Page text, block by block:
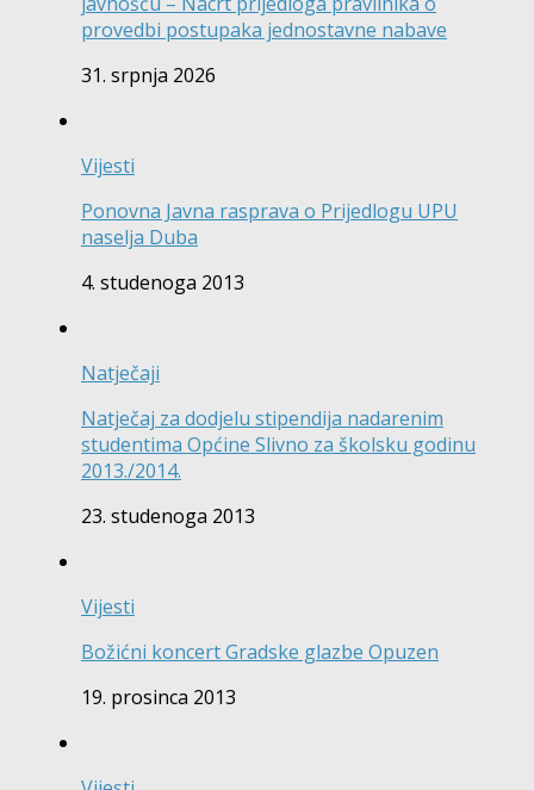
provedbi postupaka jednostavne nabave
31. srpnja 2026
Vijesti
Ponovna Javna rasprava o Prijedlogu UPU
naselja Duba
4. studenoga 2013
Natječaji
Natječaj za dodjelu stipendija nadarenim
studentima Općine Slivno za školsku godinu
2013./2014.
23. studenoga 2013
Vijesti
Božićni koncert Gradske glazbe Opuzen
19. prosinca 2013